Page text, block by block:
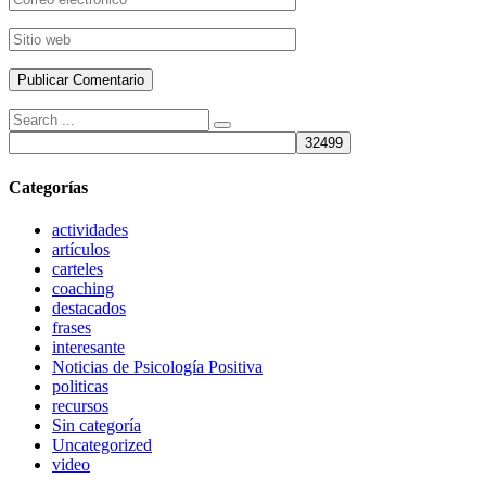
Búsqueda
de:
Categorías
actividades
artículos
carteles
coaching
destacados
frases
interesante
Noticias de Psicología Positiva
politicas
recursos
Sin categoría
Uncategorized
video